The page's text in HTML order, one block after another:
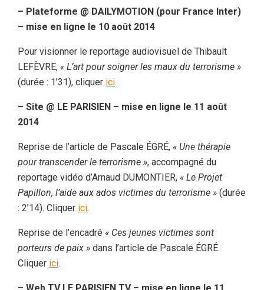
– Plateforme @ DAILYMOTION (pour France Inter)
– mise en ligne le 10 août 2014
Pour visionner le reportage audiovisuel de Thibault
LEFÈVRE, « L’art pour soigner les maux du terrorisme »
(durée : 1’31), cliquer ici.
– Site @ LE PARISIEN – mise en ligne le 11 août
2014
Reprise de l’article de Pascale ÉGRÉ, « Une thérapie
pour transcender le terrorisme », accompagné du
reportage vidéo d’Arnaud DUMONTIER, « Le Projet
Papillon, l’aide aux ados victimes du terrorisme » (durée
: 2’14). Cliquer ici.
Reprise de l’encadré « Ces jeunes victimes sont
porteurs de paix » dans l’article de Pascale ÉGRÉ.
Cliquer ici.